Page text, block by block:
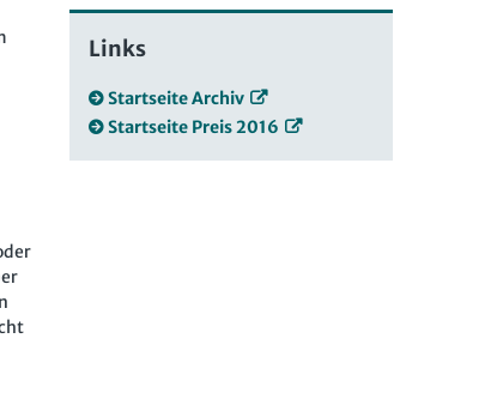
Links
Startseite Archiv
Startseite Preis 2016